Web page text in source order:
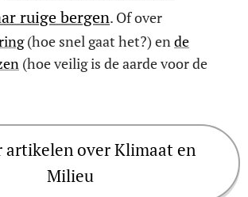
ruige bergen. Of over
(hoe snel gaat het?) ende
(hoe veilig is de aarde voor de
artikelen over Klimaat en
Milieu